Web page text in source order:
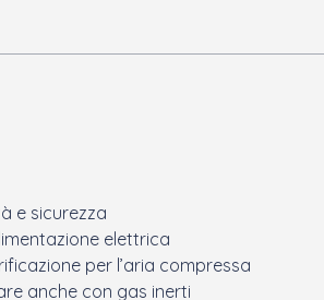
e sicurezza
elettrica
per l’aria compressa
anche con gas inerti